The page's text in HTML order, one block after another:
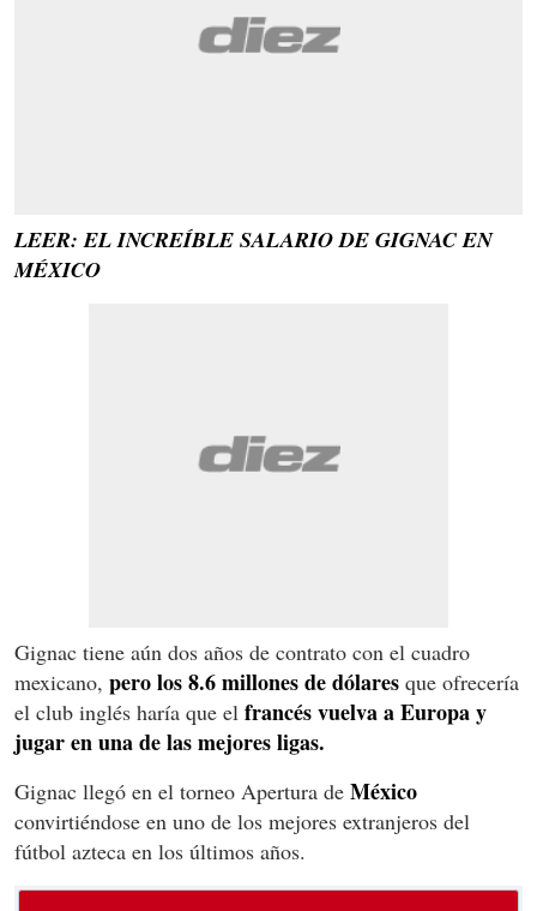
LEER: EL INCREÍBLE SALARIO DE GIGNAC EN
MÉXICO
Gignac tiene aún dos años de contrato con el cuadro
mexicano, pero los 8.6 millones de dólares que ofrecería
el club inglés haría que el francés vuelva a Europa y
jugar en una de las mejores ligas.
Gignac llegó en el torneo Apertura de México
convirtiéndose en uno de los mejores extranjeros del
fútbol azteca en los últimos años.